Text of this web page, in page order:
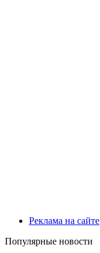
Реклама на сайте
Популярные новости